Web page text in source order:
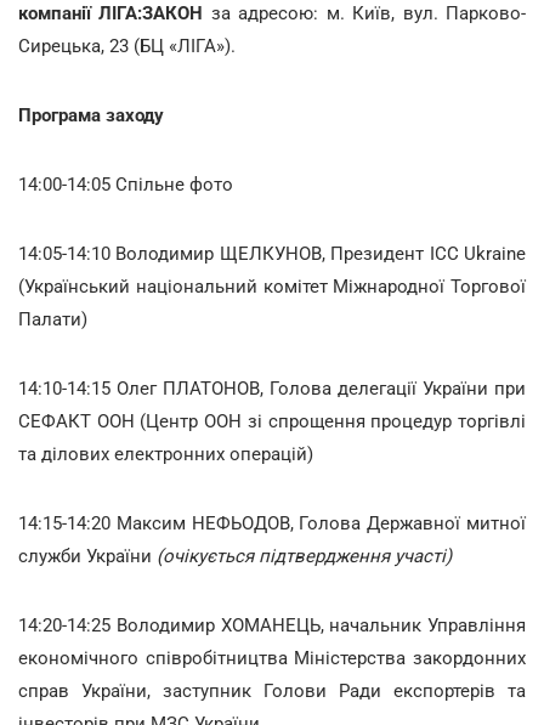
компанії ЛІГА:ЗАКОН за адресою: м. Київ, вул. Парково-
Сирецька, 23 (БЦ «ЛІГА»).
Програма заходу
14:00-14:05 Спільне фото
14:05-14:10 Володимир ЩЕЛКУНОВ, Президент ICC Ukraine
(Український національний комітет Міжнародної Торгової
Палати)
14:10-14:15 Олег ПЛАТОНОВ, Голова делегації України при
СЕФАКТ ООН (Центр ООН зі спрощення процедур торгівлі
та ділових електронних операцій)
14:15-14:20 Максим НЕФЬОДОВ, Голова Державної митної
служби України (очікується підтвердження участі)
14:20-14:25 Володимир ХОМАНЕЦЬ, начальник Управління
економічного співробітництва Міністерства закордонних
справ України, заступник Голови Ради експортерів та